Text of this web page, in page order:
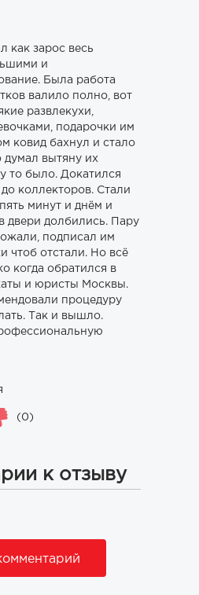
как зарос весь
и
Была работа
валило полно, вот
развлекухи,
подарочки им
ковид бахнул и стало
думал вытяну их
то было. Докатился
коллекторов. Стали
минут и днём и
двери долбились. Пару
подписал им
чтоб отстали. Но всё
когда обратился в
и юристы Москвы.
процедуру
Так и вышло.
(0)
к отзыву